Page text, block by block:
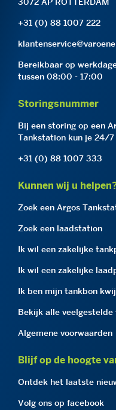
+31 (0) 88 1007 222
Bereikbaar op
tussen 08:00 - 17:00
Storingsnummer
Bij een storing op een
Tankstation kun je 24/
+31 (0) 88 1007 333
Kunnen wij u
Zoek een Argos
Zoek een laadstation
Ik wil een zakelijke
Ik wil een zakelijke
Ik ben mijn tankbon
Bekijk alle veelgestelde
Algemene voorwaarden
Blijf op de hoogte
Ontdek het laatste
Volg ons op facebook